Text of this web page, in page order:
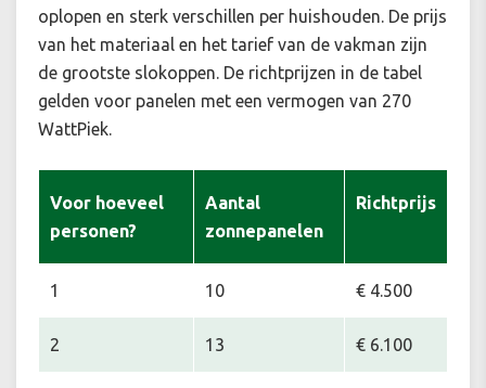
oplopen en sterk verschillen per huishouden. De prijs
van het materiaal en het tarief van de vakman zijn
de grootste slokoppen. De richtprijzen in de tabel
gelden voor panelen met een vermogen van 270
WattPiek.
Voor hoeveel
personen?
Aantal
zonnepanelen
Richtprijs
1 10 € 4.500
2 13 € 6.100